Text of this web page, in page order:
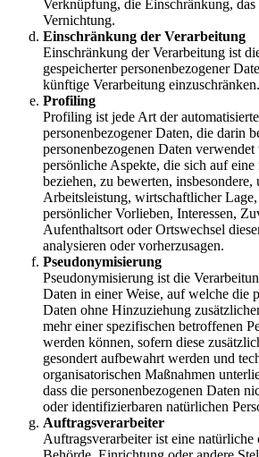
Verknüpfung, die Einschränkung,
Vernichtung.
Einschränkung der Verarbeitung
Einschränkung der Verarbeitung ist
gespeicherter personenbezogener
künftige Verarbeitung einzuschränken.
Profiling
Profiling ist jede Art der
personenbezogener Daten, die darin
personenbezogenen Daten
persönliche Aspekte, die sich auf eine
beziehen, zu bewerten,
Arbeitsleistung, wirtschaftlicher
persönlicher Vorlieben, Interessen,
Aufenthaltsort oder Ortswechsel
analysieren oder vorherzusagen.
Pseudonymisierung
Pseudonymisierung ist die
Daten in einer Weise, auf welche die
Daten ohne Hinzuziehung
mehr einer spezifischen betroffenen
werden können, sofern diese
gesondert aufbewahrt werden und
organisatorischen Maßnahmen
dass die personenbezogenen Daten
oder identifizierbaren natürlichen
Auftragsverarbeiter
Auftragsverarbeiter ist eine natürliche